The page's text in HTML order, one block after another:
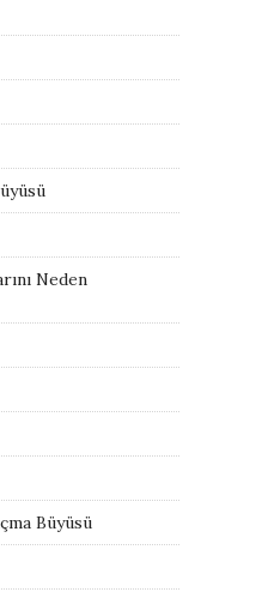
Neden
Büyüsü